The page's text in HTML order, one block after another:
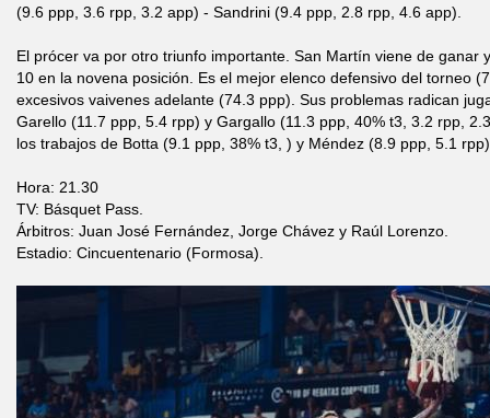
(9.6 ppp, 3.6 rpp, 3.2 app) - Sandrini (9.4 ppp, 2.8 rpp, 4.6 app).
El prócer va por otro triunfo importante. San Martín viene de ganar
10 en la novena posición. Es el mejor elenco defensivo del torneo
excesivos vaivenes adelante (74.3 ppp). Sus problemas radican
Garello (11.7 ppp, 5.4 rpp) y Gargallo (11.3 ppp, 40% t3, 3.2 rpp,
los trabajos de Botta (9.1 ppp, 38% t3, ) y Méndez (8.9 ppp, 5.1
Hora: 21.30
TV: Básquet Pass.
Árbitros: Juan José Fernández, Jorge Chávez y Raúl Lorenzo.
Estadio: Cincuentenario (Formosa).